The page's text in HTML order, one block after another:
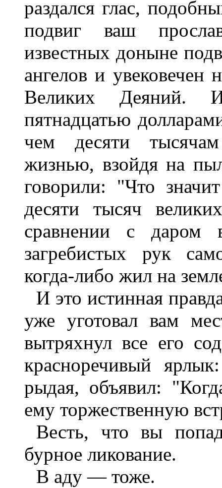
раздался глас,
подвиг ваш
известных доныне
ангелов и увековечен
Великих Деяний.
пятнадцатью
чем десяти
жизнью, взойдя на
говорили: "Что
десяти тысяч
сравнении с даром
загребистых рук
когда-либо жил на
И это истинная
уже уготовал вам
вытряхнул все его
красноречивый
рыдая, объявил:
ему торжественную
Весть, что вы
бурное ликование.
В аду — тоже.